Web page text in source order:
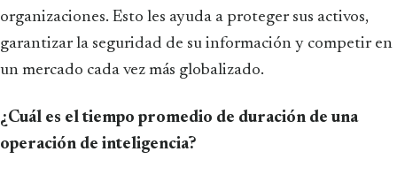
organizaciones. Esto les ayuda a proteger sus activos,
garantizar la seguridad de su información y competir en
un mercado cada vez más globalizado.
¿Cuál es el tiempo promedio de duración de una
operación de inteligencia?